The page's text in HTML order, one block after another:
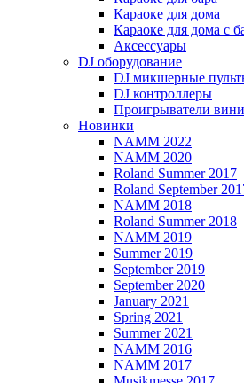
Караоке для дома
Караоке для дома с
Аксессуары
DJ оборудование
DJ микшерные
DJ контроллеры
Проигрыватели
Новинки
NAMM 2022
NAMM 2020
Roland Summer 2017
Roland September
NAMM 2018
Roland Summer 2018
NAMM 2019
Summer 2019
September 2019
September 2020
January 2021
Spring 2021
Summer 2021
NAMM 2016
NAMM 2017